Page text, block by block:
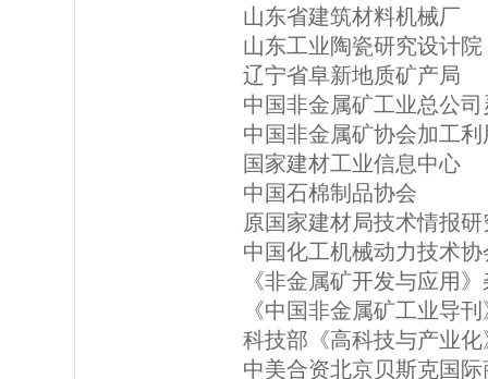
山东省建筑材料机械厂
山东工业陶瓷研究设计院
辽宁省阜新地质矿产局
中国非金属矿工业总公
中国非金属矿协会加工
国家建材工业信息中心
中国石棉制品协会
原国家建材局技术情报研
中国化工机械动力技术协
《非金属矿开发与应用
《中国非金属矿工业导
科技部《高科技与产业
中美合资北京贝斯克国